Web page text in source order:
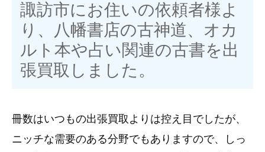
諏訪市にお住いの依頼者様よ
り、八幡書店の古神道、オカ
ルト本や占い関連の古書を出
張買取しました。
冊数はいつもの出張買取よりは控え目でしたが、
ニッチな需要のある分野でもありますので、しっ